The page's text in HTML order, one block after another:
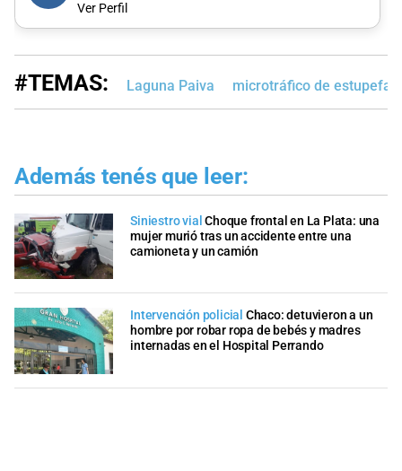
Ver Perfil
#TEMAS: Laguna Paiva microtráfico de
Además tenés que leer:
Siniestro vial Choque frontal en La Plata: una
mujer murió tras un accidente entre una
camioneta y un camión
Intervención policial Chaco: detuvieron a un
hombre por robar ropa de bebés y madres
internadas en el Hospital Perrando